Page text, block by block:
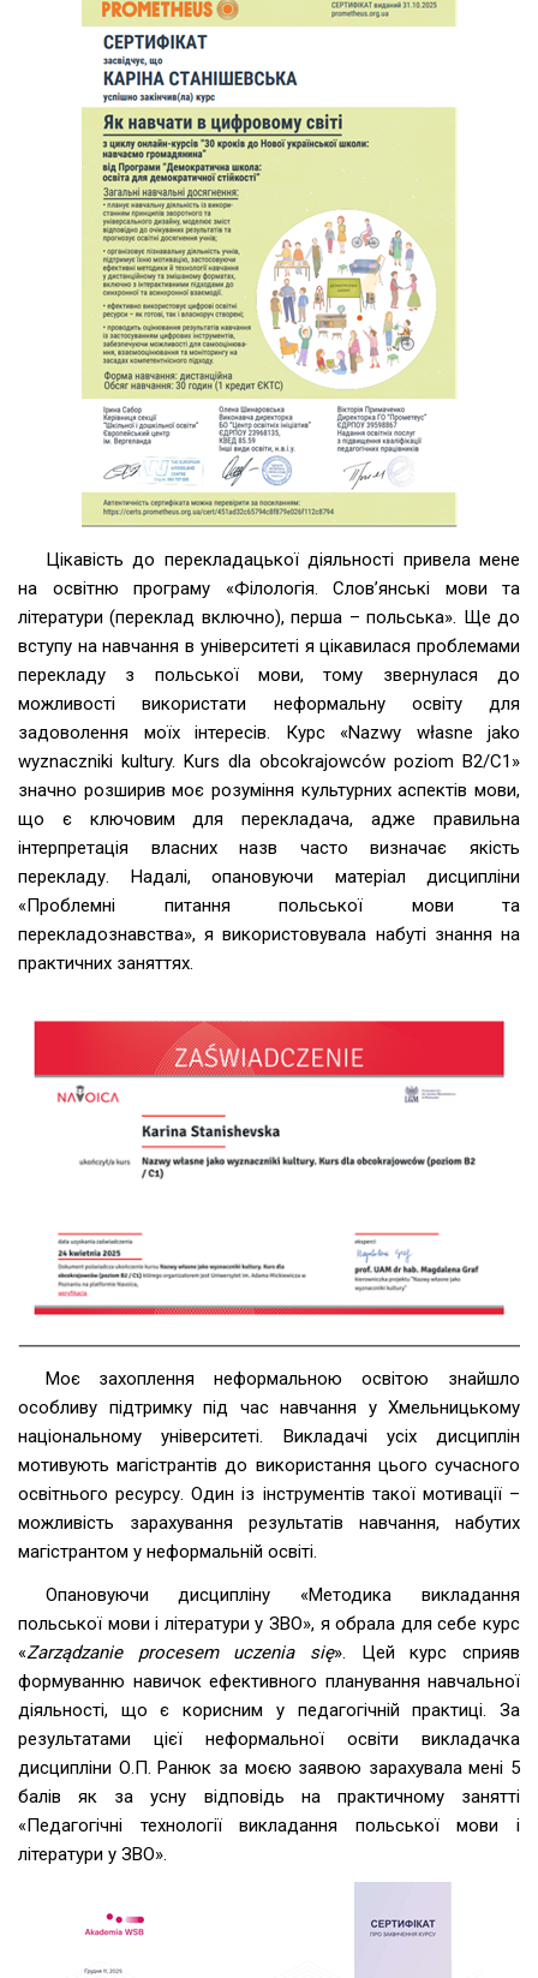
Цікавість до перекладацької діяльності привела мене
на освітню програму «Філологія. Слов’янські мови та
літератури (переклад включно), перша – польська». Ще до
вступу на навчання в університеті я цікавилася проблемами
перекладу з польської мови, тому звернулася до
можливості використати неформальну освіту для
задоволення моїх інтересів. Курс «Nazwy własne jako
wyznaczniki kultury. Kurs dla obcokrajowców poziom B2/С1»
значно розширив моє розуміння культурних аспектів мови,
що є ключовим для перекладача, адже правильна
інтерпретація власних назв часто визначає якість
перекладу. Надалі, опановуючи матеріал дисципліни
«Проблемні питання польської мови та
перекладознавства», я використовувала набуті знання на
практичних заняттях.
Моє захоплення неформальною освітою знайшло
особливу підтримку під час навчання у Хмельницькому
національному університеті. Викладачі усіх дисциплін
мотивують магістрантів до використання цього сучасного
освітнього ресурсу. Один із інструментів такої мотивації –
можливість зарахування результатів навчання, набутих
магістрантом у неформальній освіті.
Опановуючи дисципліну «Методика викладання
польської мови і літератури у ЗВО», я обрала для себе курс
«Zarządzanie procesem uczenia się». Цей курс сприяв
формуванню навичок ефективного планування навчальної
діяльності, що є корисним у педагогічній практиці. За
результатами цієї неформальної освіти викладачка
дисципліни О.П. Ранюк за моєю заявою зарахувала мені 5
балів як за усну відповідь на практичному занятті
«Педагогічні технології викладання польської мови і
літератури у ЗВО».